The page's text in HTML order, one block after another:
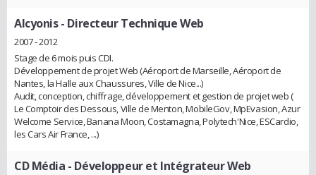
Alcyonis- Directeur Technique Web
2007 - 2012
Stage de 6 mois puis CDI.
Développement de projet Web (Aéroport de Marseille, Aéroport de
Nantes, la Halle aux Chaussures, Ville de Nice...)
Audit, conception, chiffrage, développement et gestion de projet web (
Le Comptoir des Dessous, Ville de Menton, MobileGov, MpEvasion, Azur
Welcome Service, Banana Moon, Costamagna, Polytech'Nice, ESCardio,
les Cars Air France, ...)
CD Média - Développeur et Intégrateur Web